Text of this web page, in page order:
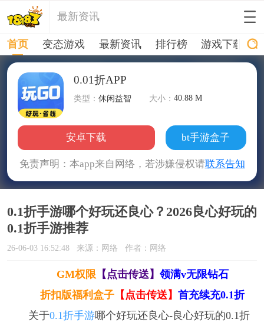
最新资讯
首页 变态游戏 最新资讯 排行榜 游戏下载
0.01折APP
类型：休闲益智 大小：40.88 M
安卓下载 bt手游盒子
免责声明：本app来自网络，若涉嫌侵权请联系告知
0.1折手游哪个好玩还良心？2026良心好玩的
0.1折手游推荐
26-06-03 16:52:48 来源：网络 作者：网络
GM权限 【点击传送】 领满v无限钻石
折扣版福利盒子 【点击传送】首充续充0.1折
关于0.1折手游哪个好玩还良心-良心好玩的0.1折